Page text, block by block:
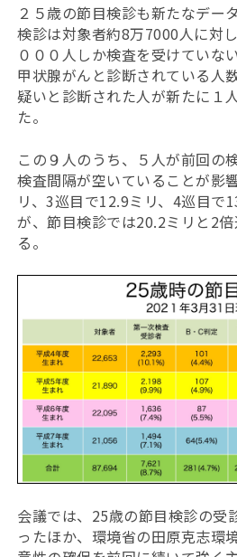
２５歳の節目検診も新たなデー
検診は対象者約8万7000人に対
０００人しか検査を受けていな
甲状腺がんと診断されている人
疑いと診断された人が新たに１
た。
この９人のうち、５人が前回の
検査間隔が空いていることが影
リ、3巡目で12.9ミリ、4巡目で
が、節目検診では20.2ミリと2
る。
会議では、25歳の節目検診の受
ったほか、環境省の田原克志環